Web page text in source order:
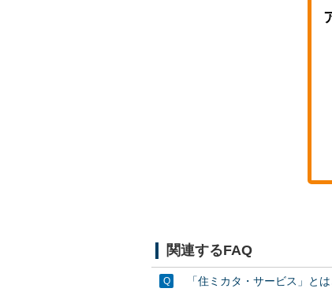
関連するFAQ
「住ミカタ・サービス」と